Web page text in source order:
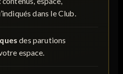
dans le Club.
des parutions
espace.